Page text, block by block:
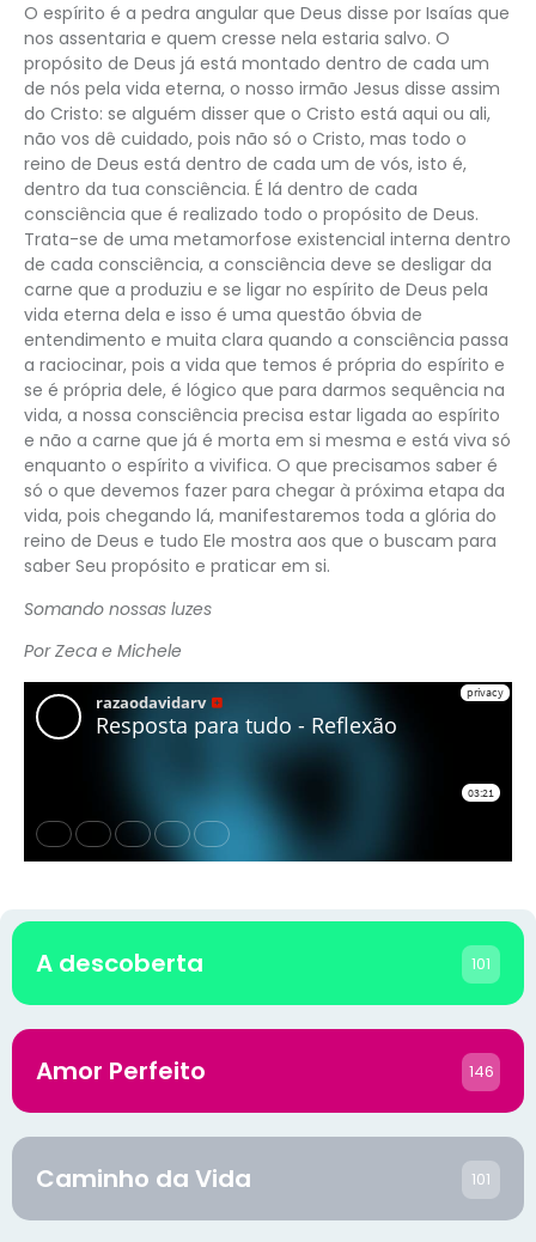
O espírito é a pedra angular que Deus disse por Isaías que
nos assentaria e quem cresse nela estaria salvo. O
propósito de Deus já está montado dentro de cada um
de nós pela vida eterna, o nosso irmão Jesus disse assim
do Cristo: se alguém disser que o Cristo está aqui ou ali,
não vos dê cuidado, pois não só o Cristo, mas todo o
reino de Deus está dentro de cada um de vós, isto é,
dentro da tua consciência. É lá dentro de cada
consciência que é realizado todo o propósito de Deus.
Trata-se de uma metamorfose existencial interna dentro
de cada consciência, a consciência deve se desligar da
carne que a produziu e se ligar no espírito de Deus pela
vida eterna dela e isso é uma questão óbvia de
entendimento e muita clara quando a consciência passa
a raciocinar, pois a vida que temos é própria do espírito e
se é própria dele, é lógico que para darmos sequência na
vida, a nossa consciência precisa estar ligada ao espírito
e não a carne que já é morta em si mesma e está viva só
enquanto o espírito a vivifica. O que precisamos saber é
só o que devemos fazer para chegar à próxima etapa da
vida, pois chegando lá, manifestaremos toda a glória do
reino de Deus e tudo Ele mostra aos que o buscam para
saber Seu propósito e praticar em si.
Somando nossas luzes
Por Zeca e Michele
A descoberta 101
Amor Perfeito 146
Caminho da Vida 101